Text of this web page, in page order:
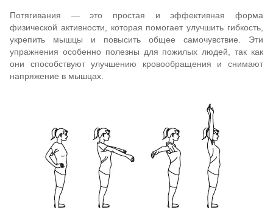
Потягивания — это простая и эффективная форма
физической активности, которая помогает улучшить гибкость,
укрепить мышцы и повысить общее самочувствие. Эти
упражнения особенно полезны для пожилых людей, так как
они способствуют улучшению кровообращения и снимают
напряжение в мышцах.